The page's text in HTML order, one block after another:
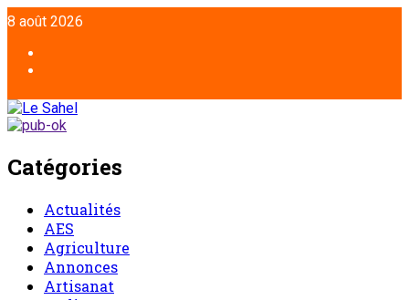
8 août 2026
Catégories
Actualités
AES
Agriculture
Annonces
Artisanat